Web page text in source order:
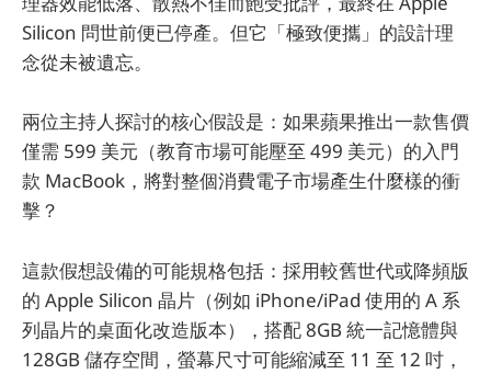
Silicon 問世前便已停產。但它「極致便攜」的設計理
念從未被遺忘。
兩位主持人探討的核心假設是：如果蘋果推出一款售價
僅需 599 美元（教育市場可能壓至 499 美元）的入門
款 MacBook，將對整個消費電子市場產生什麼樣的衝
擊？
這款假想設備的可能規格包括：採用較舊世代或降頻版
的 Apple Silicon 晶片（例如 iPhone/iPad 使用的 A 系
列晶片的桌面化改造版本），搭配 8GB 統一記憶體與
128GB 儲存空間，螢幕尺寸可能縮減至 11 至 12 吋，